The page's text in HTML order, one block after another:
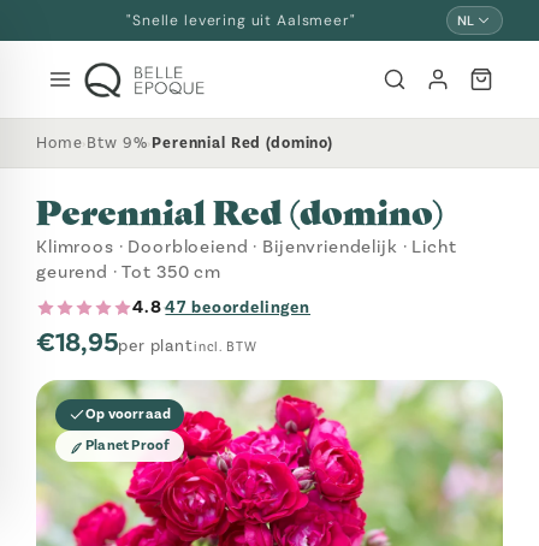
en
inhoud
"Persoonlijk advies van rozenexperts" NL
Home› Btw 9%› Perennial Red (domino)
Perennial Red (domino)
Klimroos · Doorbloeiend · Bijenvriendelijk · Licht
geurend · Tot 350 cm
4.8·47 beoordelingen
€18,95per plantincl. BTW
Op voorraad
Planet Proof